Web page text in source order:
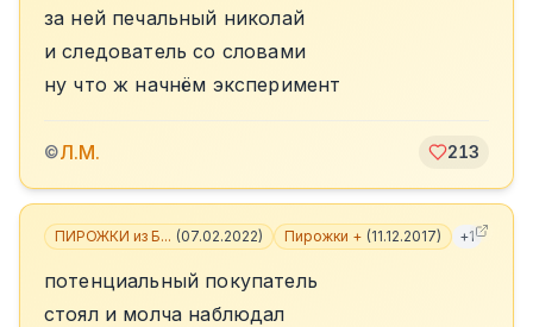
за ней печальный николай
и следователь со словами
ну что ж начнём эксперимент
©Л.М. 213
ПИРОЖКИ из Б... (07.02.2022) Пирожки + (11.12.2017) +1
потенциальный покупатель
стоял и молча наблюдал